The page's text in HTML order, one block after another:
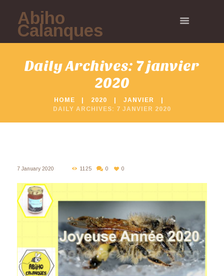
Abiho
Calanques
Daily Archives: 7 janvier
2020
HOME 2020
JANVIER
DAILY ARCHIVES: 7 JANVIER 2020
7 January 2020 1125 0 0